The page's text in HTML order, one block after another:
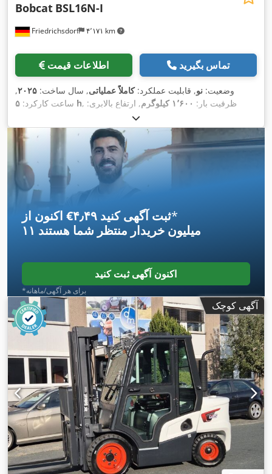
Friedrichsdorf ۴٬۱۷۱ km
Bobcat BSL16N-I
اطلاعات قیمت تماس بگیرید
وضعیت: نو, قابلیت عملکرد:کاملاً عملیاتی, سال ساخت: ۲۰۲۵,
ساعت کارکرد: ۵ h , ظرفیت بار: ۱٬۶۰۰ کیلوگرم
, ارتفاع بالابری:
۱٬۵۲۰ میلی‌متر
نوع دکل:تریپلکس, ارتفاع سازه:۲٬۱۰۸ میلی‌متر
, طول شاخک‌ها:
۱٬۱۵۰ میلی‌متر
, وزن خالی: ۱٬۳۴۰ کیلوگرم , طول کل: ۱٬۹۶۴
میلی‌متر, نوع سیستم انتقال قدرت:Elektro , عرض ساخت:۸۲۰
میلی‌متر
اکنون از ‎€۴٫۴۹ ثبت آگهی کنید*
۱۱ میلیون خریدار منتظر شما هستند
اکنون آگهی ثبت کنید
*برای هر آگهی/ماهانه
آگهی کوچک